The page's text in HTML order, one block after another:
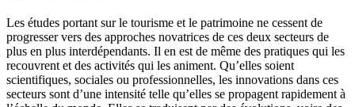
Les études portant sur le tourisme et le patrimoine ne cessent de
progresser vers des approches novatrices de ces deux secteurs de
plus en plus interdépendants. Il en est de même des pratiques qui les
recouvrent et des activités qui les animent. Qu’elles soient
scientifiques, sociales ou professionnelles, les innovations dans ces
secteurs sont d’une intensité telle qu’elles se propagent rapidement à